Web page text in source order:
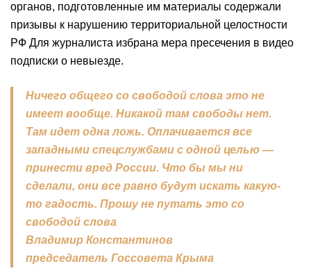
органов, подготовленные им материалы содержали
призывы к нарушению территориальной целостности
РФ Для журналиста избрана мера пресечения в видео
подписки о невыезде.
Ничего общего со свободой слова это не
имеет вообще. Никакой там свободы нет.
Там идет одна ложь. Оплачивается все
западными спецслужбами с одной целью —
принести вред России. Что бы мы ни
сделали, они все равно будут искать какую-
то гадость. Прошу не путать это со
свободой слова
Владимир Константинов
председатель Госсовета Крыма